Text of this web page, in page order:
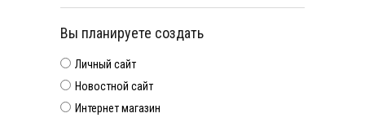
Вы планируете создать
Личный сайт
Новостной сайт
Интернет магазин